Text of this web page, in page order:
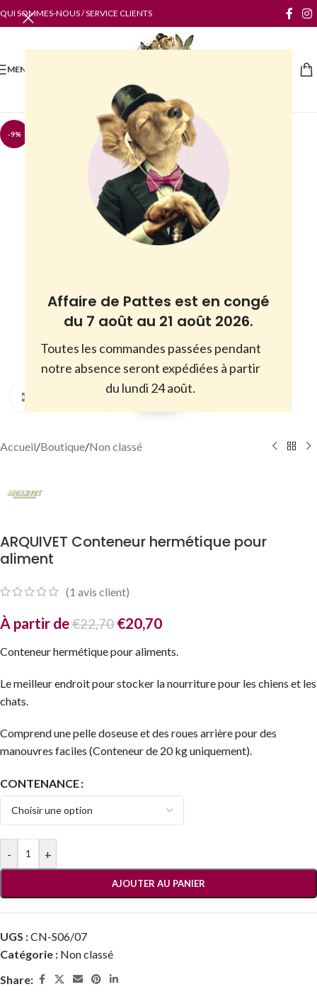
Affaire de Pattes est en congé
du 7 août au 21 août 2026.
Toutes les commandes passées pendant
notre absence seront expédiées à partir
du lundi 24 août.
QUI SOMMES-NOUS / SERVICE CLIENTS
MENU
-9%
Cliquez pour agrandir
Accueil/Boutique/Non classé
ARQUIVET Conteneur hermétique pour
aliment
(1 avis client)
À partir de€22,70 €20,70
Conteneur hermétique pour aliments.
Le meilleur endroit pour stocker la nourriture pour les chiens et les
chats.
Comprend une pelle doseuse et des roues arrière pour des
manouvres faciles (Conteneur de 20 kg uniquement).
CONTENANCE
- +
AJOUTER AU PANIER
UGS :CN-S06/07
Catégorie : Non classé
Share: